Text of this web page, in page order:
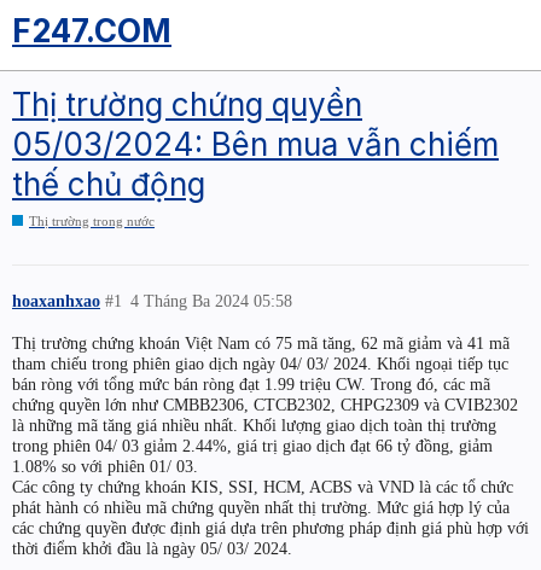
F247.COM
Thị trường chứng quyền
05/03/2024: Bên mua vẫn chiếm
thế chủ động
Thị trường trong nước
hoaxanhxao 4 Tháng Ba 2024 05:58
#1
Thị trường chứng khoán Việt Nam có 75 mã tăng, 62 mã giảm và 41 mã
tham chiếu trong phiên giao dịch ngày 04/ 03/ 2024. Khối ngoại tiếp tục
bán ròng với tổng mức bán ròng đạt 1.99 triệu CW. Trong đó, các mã
chứng quyền lớn như CMBB2306, CTCB2302, CHPG2309 và CVIB2302
là những mã tăng giá nhiều nhất. Khối lượng giao dịch toàn thị trường
trong phiên 04/ 03 giảm 2.44%, giá trị giao dịch đạt 66 tỷ đồng, giảm
1.08% so với phiên 01/ 03.
Các công ty chứng khoán KIS, SSI, HCM, ACBS và VND là các tổ chức
phát hành có nhiều mã chứng quyền nhất thị trường. Mức giá hợp lý của
các chứng quyền được định giá dựa trên phương pháp định giá phù hợp với
thời điểm khởi đầu là ngày 05/ 03/ 2024.